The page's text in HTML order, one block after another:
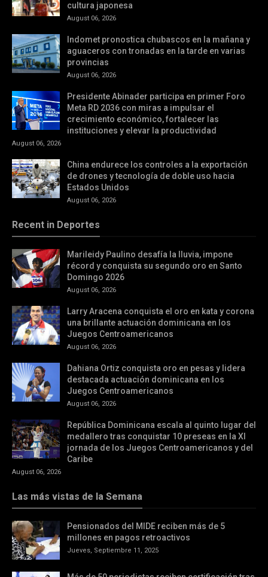
cultura japonesa
August 06, 2026
Indomet pronostica chubascos en la mañana y
aguaceros con tronadas en la tarde en varias
provincias
August 06, 2026
Presidente Abinader participa en primer Foro
Meta RD 2036 con miras a impulsar el
crecimiento económico, fortalecer las
instituciones y elevar la productividad
August 06, 2026
China endurece los controles a la exportación
de drones y tecnología de doble uso hacia
Estados Unidos
August 06, 2026
Recent in Deportes
Marileidy Paulino desafía la lluvia, impone
récord y conquista su segundo oro en Santo
Domingo 2026
August 06, 2026
Larry Aracena conquista el oro en kata y corona
una brillante actuación dominicana en los
Juegos Centroamericanos
August 06, 2026
Dahiana Ortiz conquista oro en pesas y lidera
destacada actuación dominicana en los
Juegos Centroamericanos
August 06, 2026
República Dominicana escala al quinto lugar del
medallero tras conquistar 10 preseas en la XI
jornada de los Juegos Centroamericanos y del
Caribe
August 06, 2026
Las más vistas de la Semana
Pensionados del MIDE reciben más de 5
millones en pagos retroactivos
Jueves, Septiembre 11, 2025